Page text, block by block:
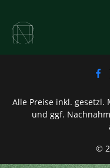
©
Alle Preise inkl. gesetzl.
und ggf.